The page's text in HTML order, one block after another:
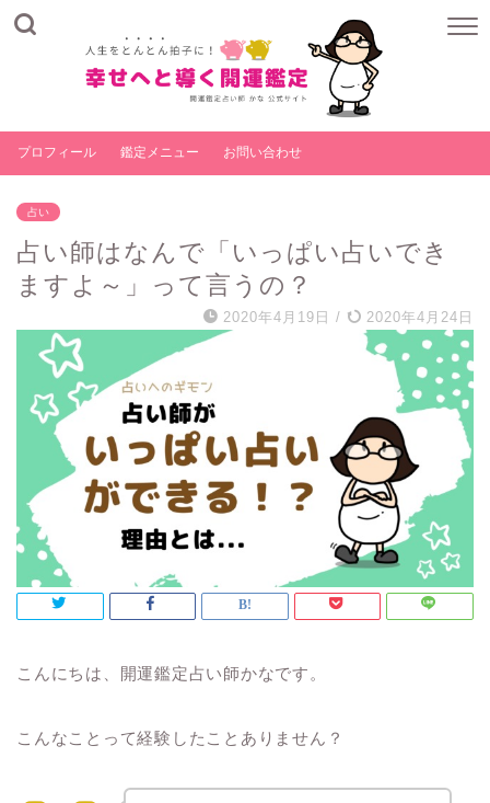
プロフィール 鑑定メニュー お問い合わせ
占い
占い師はなんで「いっぱい占いでき
ますよ～」って言うの？
2020年4月19日 / 2020年4月24日
こんにちは、開運鑑定占い師かなです。
こんなことって経験したことありません？